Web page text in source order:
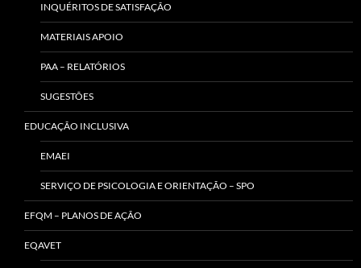
INQUÉRITOS DE SATISFAÇÃO
MATERIAIS APOIO
PAA – RELATÓRIOS
SUGESTÕES
EDUCAÇÃO INCLUSIVA
EMAEI
SERVIÇO DE PSICOLOGIA E ORIENTAÇÃO – SPO
EFQM – PLANOS DE AÇÃO
EQAVET